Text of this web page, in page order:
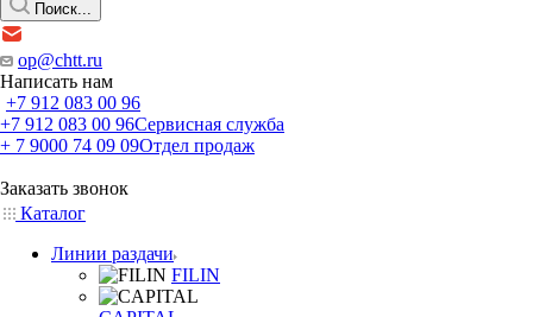
Поиск...
op@chtt.ru
Написать нам
+7 912 083 00 96
+7 912 083 00 96Сервисная служба
+ 7 9000 74 09 09Отдел продаж
Заказать звонок
Каталог
Линии раздачи
FILIN